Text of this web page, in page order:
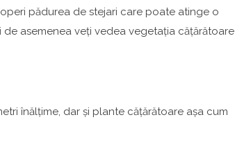
pădurea de stejari care poate atinge o
asemenea veți vedea vegetația cățărătoare
înălțime, dar și plante cățărătoare așa cum